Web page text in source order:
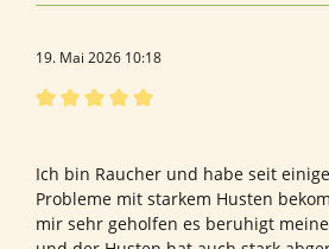
19. Mai 2026 10:18
Ich bin Raucher und habe seit
Probleme mit starkem Husten
mir sehr geholfen es beruhigt